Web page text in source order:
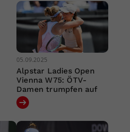
05.09.2025
Alpstar Ladies Open
Vienna W75: ÖTV-
Damen trumpfen auf